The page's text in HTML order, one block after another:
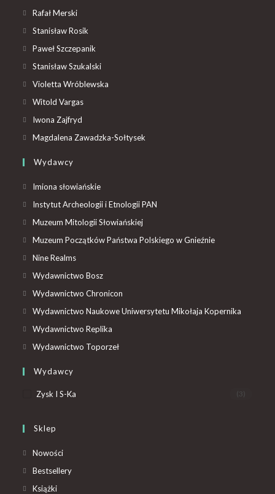
Rafał Merski
Stanisław Rosik
Paweł Szczepanik
Stanisław Szukalski
Violetta Wróblewska
Witold Vargas
Iwona Zajfryd
Magdalena Zawadzka-Sołtysek
Wydawcy
Imiona słowiańskie
Instytut Archeologii i Etnologii PAN
Muzeum Mitologii Słowiańskiej
Muzeum Początków Państwa Polskiego w Gnieźnie
Nine Realms
Wydawnictwo Bosz
Wydawnictwo Chronicon
Wydawnictwo Naukowe Uniwersytetu Mikołaja Kopernika
Wydawnictwo Replika
Wydawnictwo Toporzeł
Wydawcy
Zysk I S-Ka (3)
Sklep
Nowości
Bestsellery
Książki